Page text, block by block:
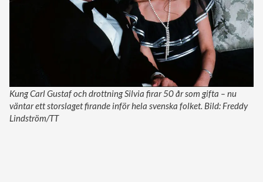
Kung Carl Gustaf och drottning Silvia firar 50 år som gifta – nu
väntar ett storslaget firande inför hela svenska folket. Bild: Freddy
Lindström/TT